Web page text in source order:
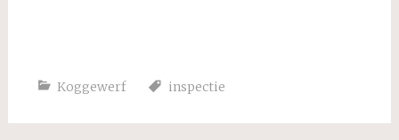
Koggewerf inspectie